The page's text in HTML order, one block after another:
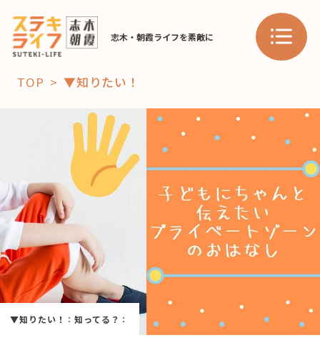
志木・朝霞ライフを素敵に
「コト」
子育て
おすすめ
学び・教育
「場」
HAREL HAREL
活用事例
TOP ▼知りたい！
▼知りたい！ ：知ってる？ ：